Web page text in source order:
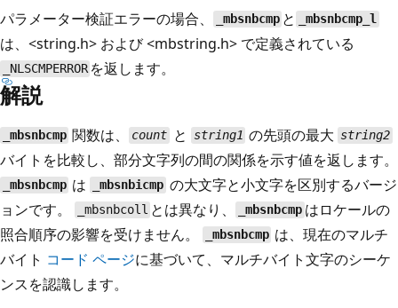
パラメーター検証エラーの場合、
_mbsnbcmp と _mbsnbcmp_l
は、<string.h> および <mbstring.h> で定義されている
_NLSCMPERROR を返します。
解説
_mbsnbcmp 関数は、 countと string1 の先頭の最大 string2
バイトを比較し、部分文字列の間の関係を示す値を返します。
_mbsnbcmp は _mbsnbicmp の大文字と小文字を区別するバージ
ョンです。
_mbsnbcoll とは異なり、 _mbsnbcmp はロケールの
照合順序の影響を受けません。
_mbsnbcmp は、現在のマルチ
バイト コード ページに基づいて、マルチバイト文字のシーケ
ンスを認識します。